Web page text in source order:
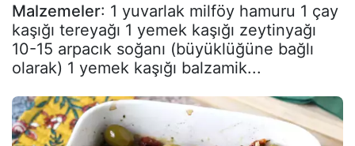
Malzemeler: 1 yuvarlak milföy hamuru 1 çay
kaşığı tereyağı 1 yemek kaşığı zeytinyağı
10-15 arpacık soğanı (büyüklüğüne bağlı
olarak) 1 yemek kaşığı balzamik...